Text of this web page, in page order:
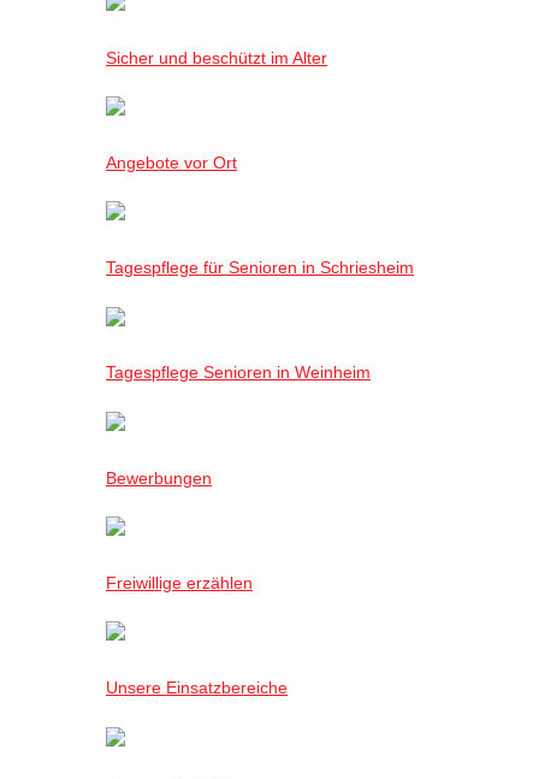
Sicher und beschützt im Alter
Angebote vor Ort
Tagespflege für Senioren in Schriesheim
Tagespflege Senioren in Weinheim
Bewerbungen
Freiwillige erzählen
Unsere Einsatzbereiche